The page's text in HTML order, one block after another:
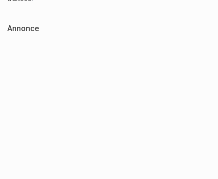
Annonce